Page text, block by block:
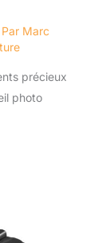
Marc
précieux
photo